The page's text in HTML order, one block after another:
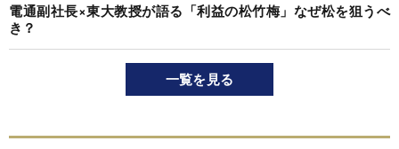
電通副社長×東大教授が語る「利益の松竹梅」なぜ松を狙うべ
き？
一覧を見る